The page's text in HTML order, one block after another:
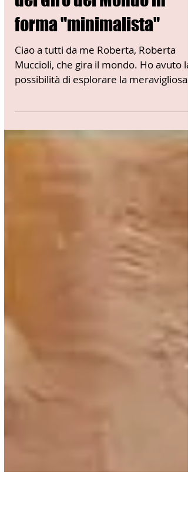
03 - ITALIANI ALL'ESTERO
del Giro del Mondo in
forma "minimalista"
Ciao a tutti da me Roberta, Roberta
Muccioli, che gira il mondo. Ho avuto la
possibilità di esplorare la meravigliosa